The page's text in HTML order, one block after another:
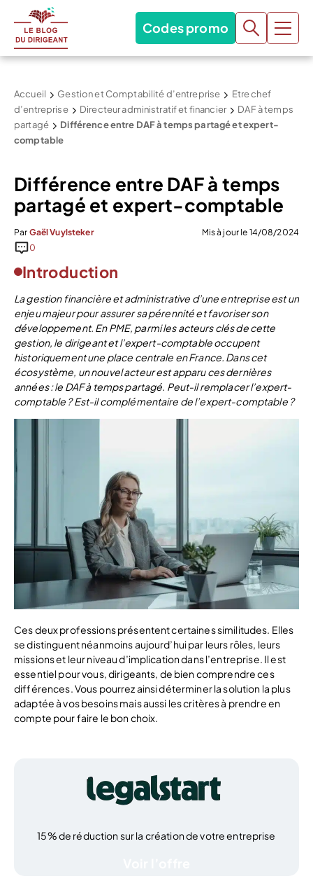
Codes promo
Accueil Gestion et Comptabilité d’entreprise
Etre chef
d’entreprise
Directeur administratif et financier
DAF à temps
partagé
Différence entre DAF à temps partagé et expert-
comptable
Différence entre DAF à temps
partagé et expert-comptable
Par Gaël Vuylsteker
Mis à jour le 14/08/2024
0
Introduction
La gestion financière et administrative d’une entreprise est un
enjeu majeur pour assurer sa pérennité et favoriser son
développement. En PME, parmi les acteurs clés de cette
gestion, le dirigeant et l’expert-comptable occupent
historiquement une place centrale en France. Dans cet
écosystème, un nouvel acteur est apparu ces dernières
années : le DAF à temps partagé. Peut-il remplacer l’expert-
comptable ? Est-il complémentaire de l’expert-comptable ?
Ces deux professions présentent certaines similitudes. Elles
se distinguent néanmoins aujourd’hui par leurs rôles, leurs
missions et leur niveau d’implication dans l’entreprise. Il est
essentiel pour vous, dirigeants, de bien comprendre ces
différences. Vous pourrez ainsi déterminer la solution la plus
adaptée à vos besoins mais aussi les critères à prendre en
compte pour faire le bon choix.
15% de réduction sur la création de votre entreprise